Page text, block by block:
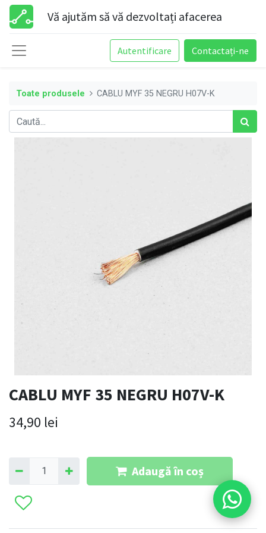
Vă ajutăm să vă dezvoltați afacerea
Autentificare Contactați-ne
Toate produsele CABLU MYF 35 NEGRU H07V-K
CABLU MYF 35 NEGRU H07V-K
34,90 lei
Adaugă în coș